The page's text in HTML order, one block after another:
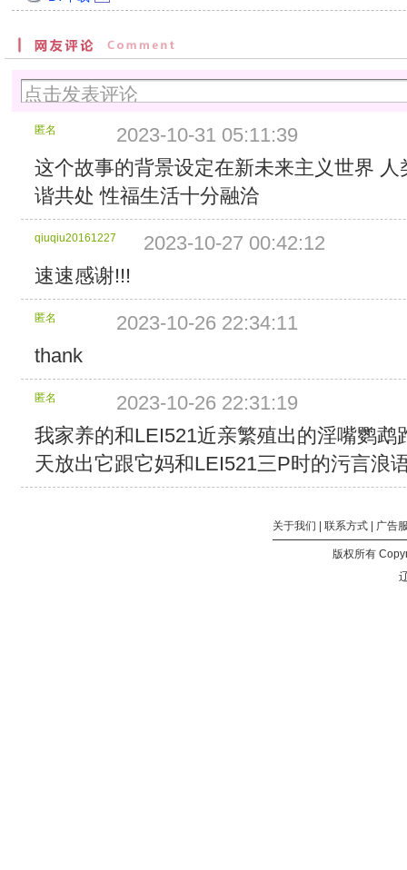
2023/10/26
大
小：
8
MB
分
个
数：
小：
45.38
所
包
含
的
匿名
2023-10-31 05:11:39
这个故事的背景设定在新未来主义世界
谐共处 性福生活十分融洽
qiuqiu20161227
2023-10-27 00:42:12
速速感谢!!!
匿名
2023-10-26 22:34:11
thank
匿名
2023-10-26 22:31:19
我家养的和LEI521近亲繁殖出的淫嘴鹦鹉
天放出它跟它妈和LEI521三P时的污言浪
关于我们 联系方式 广告
版权所有